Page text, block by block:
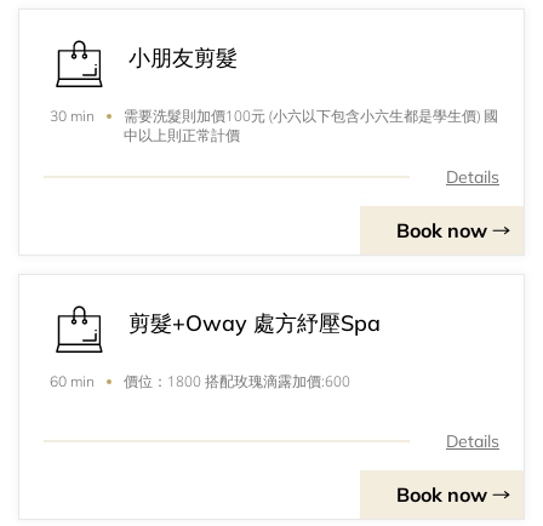
小朋友剪髮
30 min
需要洗髮則加價100元 (小六以下包含小六生都是學生價) 國
中以上則正常計價
Details
Book now
剪髮+Oway 處方紓壓Spa
60 min 價位：1800 搭配玫瑰滴露加價:600
Details
Book now